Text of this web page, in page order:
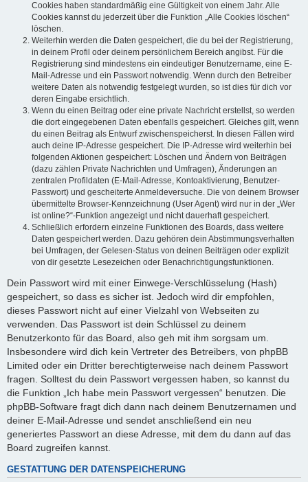
Cookies haben standardmäßig eine Gültigkeit von einem Jahr. Alle
Cookies kannst du jederzeit über die Funktion „Alle Cookies löschen“
löschen.
Weiterhin werden die Daten gespeichert, die du bei der Registrierung,
in deinem Profil oder deinem persönlichem Bereich angibst. Für die
Registrierung sind mindestens ein eindeutiger Benutzername, eine E-
Mail-Adresse und ein Passwort notwendig. Wenn durch den Betreiber
weitere Daten als notwendig festgelegt wurden, so ist dies für dich vor
deren Eingabe ersichtlich.
Wenn du einen Beitrag oder eine private Nachricht erstellst, so werden
die dort eingegebenen Daten ebenfalls gespeichert. Gleiches gilt, wenn
du einen Beitrag als Entwurf zwischenspeicherst. In diesen Fällen wird
auch deine IP-Adresse gespeichert. Die IP-Adresse wird weiterhin bei
folgenden Aktionen gespeichert: Löschen und Ändern von Beiträgen
(dazu zählen Private Nachrichten und Umfragen), Änderungen an
zentralen Profildaten (E-Mail-Adresse, Kontoaktivierung, Benutzer-
Passwort) und gescheiterte Anmeldeversuche. Die von deinem Browser
übermittelte Browser-Kennzeichnung (User Agent) wird nur in der „Wer
ist online?“-Funktion angezeigt und nicht dauerhaft gespeichert.
Schließlich erfordern einzelne Funktionen des Boards, dass weitere
Daten gespeichert werden. Dazu gehören dein Abstimmungsverhalten
bei Umfragen, der Gelesen-Status von deinen Beiträgen oder explizit
von dir gesetzte Lesezeichen oder Benachrichtigungsfunktionen.
Dein Passwort wird mit einer Einwege-Verschlüsselung (Hash)
gespeichert, so dass es sicher ist. Jedoch wird dir empfohlen,
dieses Passwort nicht auf einer Vielzahl von Webseiten zu
verwenden. Das Passwort ist dein Schlüssel zu deinem
Benutzerkonto für das Board, also geh mit ihm sorgsam um.
Insbesondere wird dich kein Vertreter des Betreibers, von phpBB
Limited oder ein Dritter berechtigterweise nach deinem Passwort
fragen. Solltest du dein Passwort vergessen haben, so kannst du
die Funktion „Ich habe mein Passwort vergessen“ benutzen. Die
phpBB-Software fragt dich dann nach deinem Benutzernamen und
deiner E-Mail-Adresse und sendet anschließend ein neu
generiertes Passwort an diese Adresse, mit dem du dann auf das
Board zugreifen kannst.
GESTATTUNG DER DATENSPEICHERUNG